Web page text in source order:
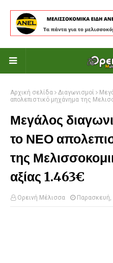
Αρχική σελίδα Διαγωνισμοί
απολεπιστικό μηχάνημα της
Μεγάλος
το ΝΕΟ
της
αξίας 1.463€
Ορεινή Μέλισσα Παρασκευή,